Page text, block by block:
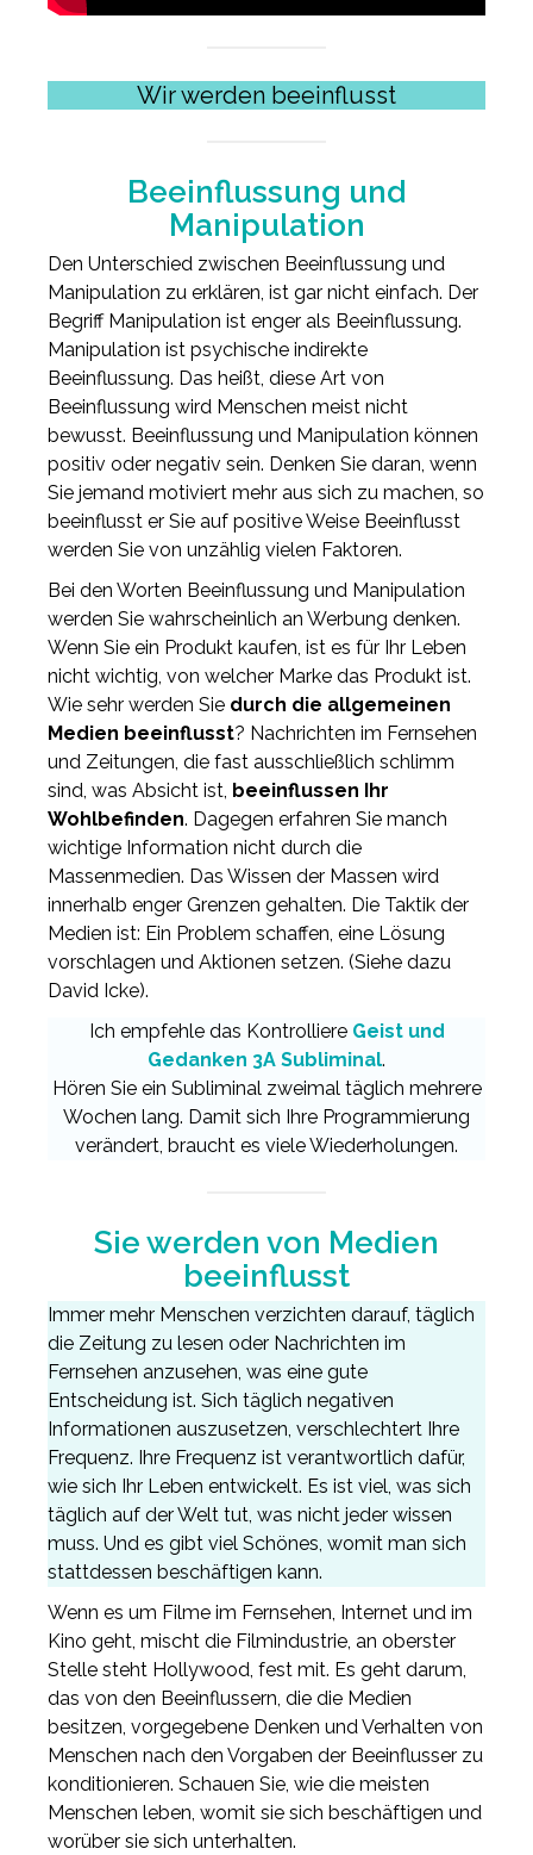
Wir werden beeinflusst
Beeinflussung und
Manipulation
Den Unterschied zwischen Beeinflussung und
Manipulation zu erklären, ist gar nicht einfach. Der
Begriff Manipulation ist enger als Beeinflussung.
Manipulation ist psychische indirekte
Beeinflussung. Das heißt, diese Art von
Beeinflussung wird Menschen meist nicht
bewusst. Beeinflussung und Manipulation können
positiv oder negativ sein. Denken Sie daran, wenn
Sie jemand motiviert mehr aus sich zu machen, so
beeinflusst er Sie auf positive Weise Beeinflusst
werden Sie von unzählig vielen Faktoren.
Bei den Worten Beeinflussung und Manipulation
werden Sie wahrscheinlich an Werbung denken.
Wenn Sie ein Produkt kaufen, ist es für Ihr Leben
nicht wichtig, von welcher Marke das Produkt ist.
Wie sehr werden Sie durch die allgemeinen
Medien beeinflusst? Nachrichten im Fernsehen
und Zeitungen, die fast ausschließlich schlimm
sind, was Absicht ist, beeinflussen Ihr
Wohlbefinden. Dagegen erfahren Sie manch
wichtige Information nicht durch die
Massenmedien. Das Wissen der Massen wird
innerhalb enger Grenzen gehalten. Die Taktik der
Medien ist: Ein Problem schaffen, eine Lösung
vorschlagen und Aktionen setzen. (Siehe dazu
David Icke).
Ich empfehle das Kontrolliere Geist und
Gedanken 3A Subliminal.
Hören Sie ein Subliminal zweimal täglich mehrere
Wochen lang. Damit sich Ihre Programmierung
verändert, braucht es viele Wiederholungen.
Sie werden von Medien
beeinflusst
Immer mehr Menschen verzichten darauf, täglich
die Zeitung zu lesen oder Nachrichten im
Fernsehen anzusehen, was eine gute
Entscheidung ist. Sich täglich negativen
Informationen auszusetzen, verschlechtert Ihre
Frequenz. Ihre Frequenz ist verantwortlich dafür,
wie sich Ihr Leben entwickelt. Es ist viel, was sich
täglich auf der Welt tut, was nicht jeder wissen
muss. Und es gibt viel Schönes, womit man sich
stattdessen beschäftigen kann.
Wenn es um Filme im Fernsehen, Internet und im
Kino geht, mischt die Filmindustrie, an oberster
Stelle steht Hollywood, fest mit. Es geht darum,
das von den Beeinflussern, die die Medien
besitzen, vorgegebene Denken und Verhalten von
Menschen nach den Vorgaben der Beeinflusser zu
konditionieren. Schauen Sie, wie die meisten
Menschen leben, womit sie sich beschäftigen und
worüber sie sich unterhalten.